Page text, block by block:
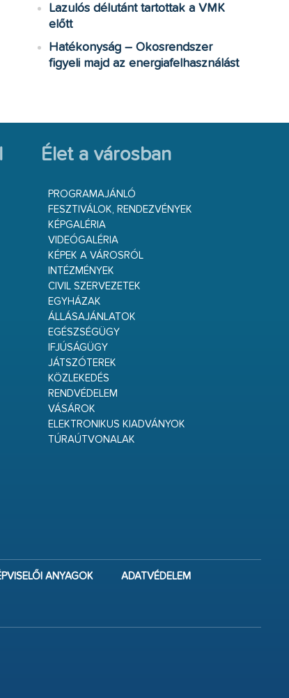
Lazulós délutánt tartottak a VMK
előtt
Hatékonyság – Okosrendszer
figyeli majd az energiafelhasználást
Élet a városban
PROGRAMAJÁNLÓ
FESZTIVÁLOK, RENDEZVÉNYEK
KÉPGALÉRIA
VIDEÓGALÉRIA
KÉPEK A VÁROSRÓL
INTÉZMÉNYEK
CIVIL SZERVEZETEK
EGYHÁZAK
ÁLLÁSAJÁNLATOK
EGÉSZSÉGÜGY
IFJÚSÁGÜGY
JÁTSZÓTEREK
KÖZLEKEDÉS
RENDVÉDELEM
VÁSÁROK
ELEKTRONIKUS KIADVÁNYOK
TÚRAÚTVONALAK
ANYAGOK ADATVÉDELEM